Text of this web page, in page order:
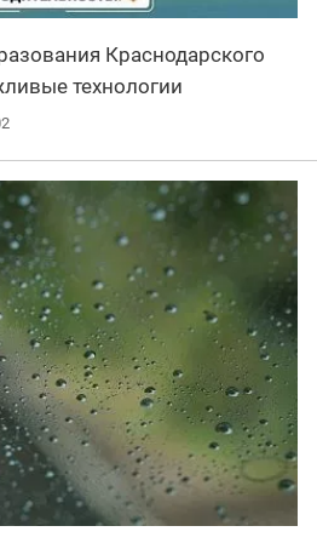
Краснодарского
технологии